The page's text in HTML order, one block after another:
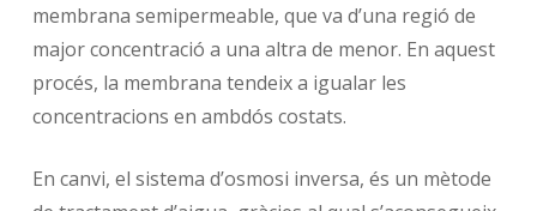
membrana semipermeable, que va d’una regió de
major concentració a una altra de menor. En aquest
procés, la membrana tendeix a igualar les
concentracions en ambdós costats.
En canvi, el sistema d’osmosi inversa, és un mètode